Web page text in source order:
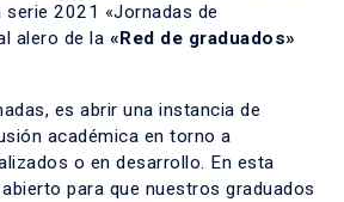
2021 «Jornadas de
alero de la «Red de graduados»
es abrir una instancia de
académica en torno a
o en desarrollo. En esta
para que nuestros graduados